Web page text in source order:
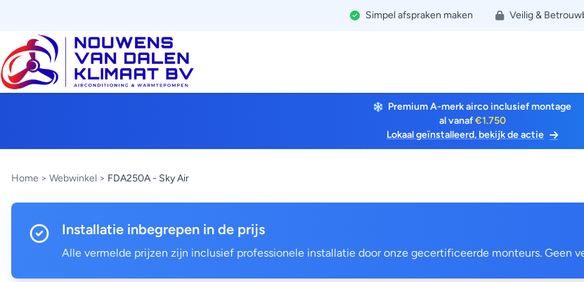
Simpel afspraken maken Veilig &
Premium A-merk airco inclusief montage
al vanaf€1.750
Lokaal geïnstalleerd, bekijk de actie
Home > Webwinkel > FDA250A - Sky Air
Installatie inbegrepen in de prijs
Alle vermelde prijzen zijn inclusief professionele installatie door onze gecertificeerde monteurs. Geen